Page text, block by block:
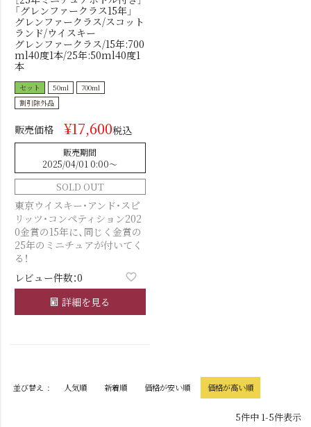
「グレンファークラス15年」
グレンファークラス/スコット
ランド/ウイスキー
グレンファークラス/15年:700
ml40度1本/25年:50ml40度1
本
セット 50ml
700ml
割引除外品
販売価格 ¥17,600税込
販売期間
2025/04/01 0:00〜
SOLD OUT
東京ウイスキー・アンド・スピ
リッツ・コンペティション202
0金賞の15年に、同じく金賞の
25年のミニチュアが付いてく
る！
レビュー件数：0
詳細を見る
並び替え 人気順 新着順 価格が安い順 価格が高い順
5件中 1-5件表示